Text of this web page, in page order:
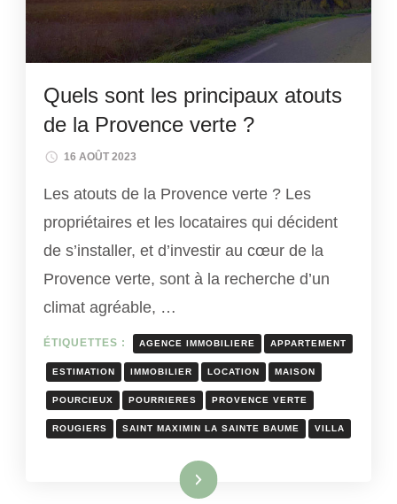
Quels sont les principaux atouts
de la Provence verte ?
16 AOÛT 2023
Les atouts de la Provence verte ? Les
propriétaires et les locataires qui décident
de s’installer, et d’investir au cœur de la
Provence verte, sont à la recherche d’un
climat agréable, …
ÉTIQUETTES : AGENCE IMMOBILIERE APPARTEMENT
ESTIMATION IMMOBILIER LOCATION MAISON
POURCIEUX POURRIERES PROVENCE VERTE
ROUGIERS SAINT MAXIMIN LA SAINTE BAUME VILLA
Lire la suite